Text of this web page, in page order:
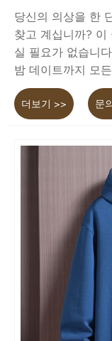
당신의 의상을 한
찾고 계십니까?
실 필요가 없습니
밤 데이트까지 모
더보기 >> 문